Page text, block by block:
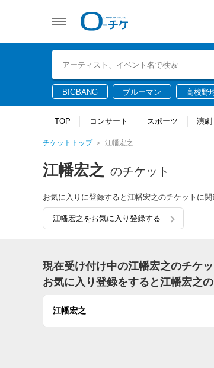
BIGBANG ブルーマン 高校野
TOP コンサート スポーツ 演劇
チケットトップ 江幡宏之
江幡宏之 のチケット
お気に入りに登録すると江幡宏之のチケットに
江幡宏之をお気に入り登録する
現在受け付け中の江幡宏之のチケッ
お気に入り登録をすると江幡宏之
江幡宏之